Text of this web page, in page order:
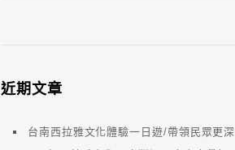
近期文章
台南西拉雅文化體驗一日遊/帶領民眾更深